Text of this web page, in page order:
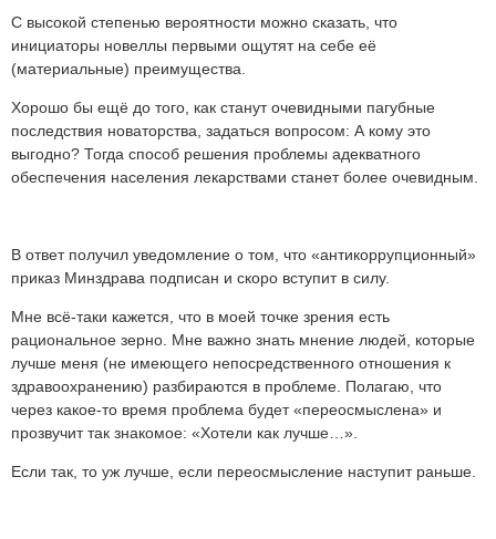
С высокой степенью вероятности можно сказать, что
инициаторы новеллы первыми ощутят на себе её
(материальные) преимущества.
Хорошо бы ещё до того, как станут очевидными пагубные
последствия новаторства, задаться вопросом: А кому это
выгодно? Тогда способ решения проблемы адекватного
обеспечения населения лекарствами станет более очевидным.
В ответ получил уведомление о том, что «антикоррупционный»
приказ Минздрава подписан и скоро вступит в силу.
Мне всё-таки кажется, что в моей точке зрения есть
рациональное зерно. Мне важно знать мнение людей, которые
лучше меня (не имеющего непосредственного отношения к
здравоохранению) разбираются в проблеме. Полагаю, что
через какое-то время проблема будет «переосмыслена» и
прозвучит так знакомое: «Хотели как лучше…».
Если так, то уж лучше, если переосмысление наступит раньше.